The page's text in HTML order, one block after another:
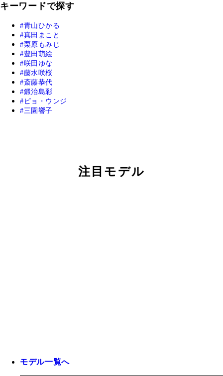
キーワードで探す
青山ひかる
真田まこと
栗原もみじ
豊田萌絵
咲田ゆな
藤水咲桜
斎藤恭代
鍛治島彩
ピョ・ウンジ
三園響子
注目モデル
モデル一覧へ